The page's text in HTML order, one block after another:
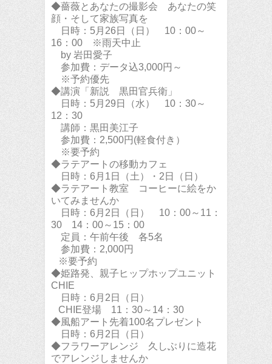
◆薔薇とあなたの撮影会 あなたの笑
顔・そして家族写真を
日時：5月26日（日） 10：00～
16：00 ※雨天中止
by 岩田愛子
参加費：データ込3,000円～
※予約優先
◆講演「新説 黒田官兵衛」
日時：5月29日（水） 10：30～
12：30
講師：黒田美江子
参加費：2,500円(軽食付き）
※要予約
◆ラテアートの移動カフェ
日時：6月1日（土）・2日（日）
◆ラテアート教室 コーヒーに絵をか
いてみませんか
日時：6月2日（日） 10：00～11：
30 14：00～15：00
定員：午前午後 各5名
参加費：2,000円
※要予約
◆姫路発、親子ヒップホップユニット
CHIE
日時：6月2日（日）
CHIE登場 11：30～14：30
◆風船アート先着100名プレゼント
日時：6月2日（日）
◆フラワーアレンジ 久しぶりに造花
でアレンジしませんか